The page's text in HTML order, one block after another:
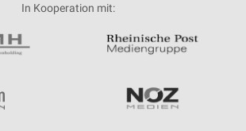
In Kooperation mit: